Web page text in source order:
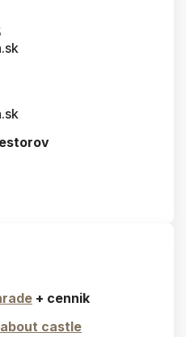
+ cennik
castle